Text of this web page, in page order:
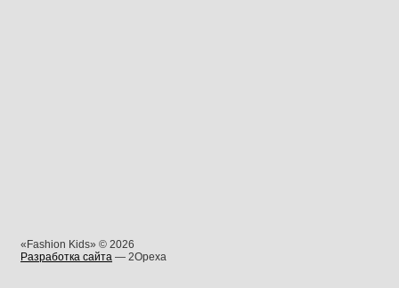
«Fashion Kids» © 2026
Разработка сайта — 2Opexa